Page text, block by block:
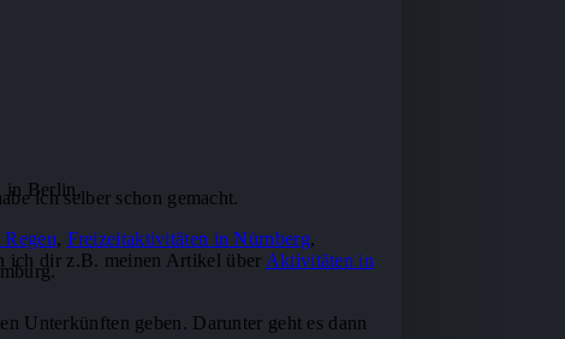
in Berlin.
ich selber schon gemacht.
, Freizeitaktivitäten in Nürnberg,
ich dir z.B. meinen Artikel über Aktivitäten in
Unterkünften geben. Darunter geht es dann